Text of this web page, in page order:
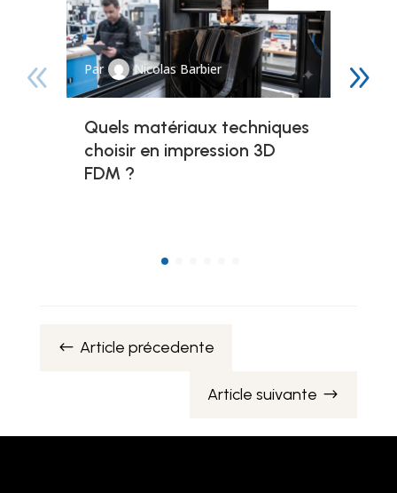
Par Nicolas Barbier
Quels matériaux techniques
choisir en impression 3D
FDM ?
# Article précedente
Article suivante $